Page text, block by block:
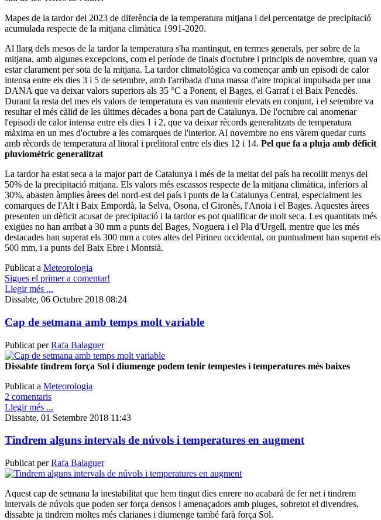
Mapes de la tardor del 2023 de diferència de la temperatura mitjana i del percentatge de precipitació
acumulada respecte de la mitjana climàtica 1991-2020.
Al llarg dels mesos de la tardor la temperatura s'ha mantingut, en termes generals, per sobre de la
mitjana, amb algunes excepcions, com el període de finals d'octubre i principis de novembre, quan va
estar clarament per sota de la mitjana. La tardor climatològica va començar amb un episodi de calor
intensa entre els dies 3 i 5 de setembre, amb l'arribada d'una massa d'aire tropical impulsada per una
DANA que va deixar valors superiors als 35 °C a Ponent, el Bages, el Garraf i el Baix Penedès.
Durant la resta del mes els valors de temperatura es van mantenir elevats en conjunt, i el setembre va
resultar el més càlid de les últimes dècades a bona part de Catalunya. De l'octubre cal anomenar
l'episodi de calor intensa entre els dies 1 i 2, que va deixar rècords generalitzats de temperatura
màxima en un mes d'octubre a les comarques de l'interior. Al novembre no ens vàrem quedar curts
amb rècords de temperatura al litoral i prelitoral entre els dies 12 i 14. Pel que fa a pluja amb dèficit
pluviomètric generalitzat
La tardor ha estat seca a la major part de Catalunya i més de la meitat del país ha recollit menys del
50% de la precipitació mitjana. Els valors més escassos respecte de la mitjana climàtica, inferiors al
30%, abasten àmplies àrees del nord-est del país i punts de la Catalunya Central, especialment les
comarques de l'Alt i Baix Empordà, la Selva, Osona, el Gironès, l'Anoia i el Bages. Aquestes àrees
presenten un dèficit acusat de precipitació i la tardor es pot qualificar de molt seca. Les quantitats més
exigües no han arribat a 30 mm a punts del Bages, Noguera i el Pla d'Urgell, mentre que les més
destacades han superat els 300 mm a cotes altes del Pirineu occidental, on puntualment han superat els
500 mm, i a punts del Baix Ebre i Montsià.
Publicat a Meteorologia
Sigues el primer a comentar!
Llegir més ...
Dissabte, 06 Octubre 2018 08:24
Cap de setmana amb temps molt variable
Publicat perRafa Balaguer
Dissabte tindrem força Sol i diumenge podem tenir tempestes i temperatures més baixes
Publicat a Meteorologia
2 comentaris
Llegir més ...
Dissabte, 01 Setembre 2018 11:43
Tindrem alguns intervals de núvols i temperatures en augment
Publicat perRafa Balaguer
Aquest cap de setmana la inestabilitat que hem tingut dies enrere no acabarà de fer net i tindrem
intervals de núvols que poden ser força densos i amenaçadors amb pluges, sobretot el divendres,
dissabte ja tindrem moltes més clarianes i diumenge també farà força Sol.